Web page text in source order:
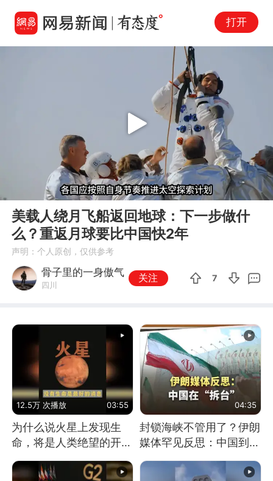
打开
03:59
Play
美载人绕月飞船返回地球：下一步做什
么？重返月球要比中国快2年
声明：个人原创，仅供参考
骨子里的一身傲气
四川
关注 7
12.5万 次播放 03:55
为什么说火星上发现生
命，将是人类绝望的开
04:35
封锁海峡不管用了？伊朗
媒体罕见反思：中国到底